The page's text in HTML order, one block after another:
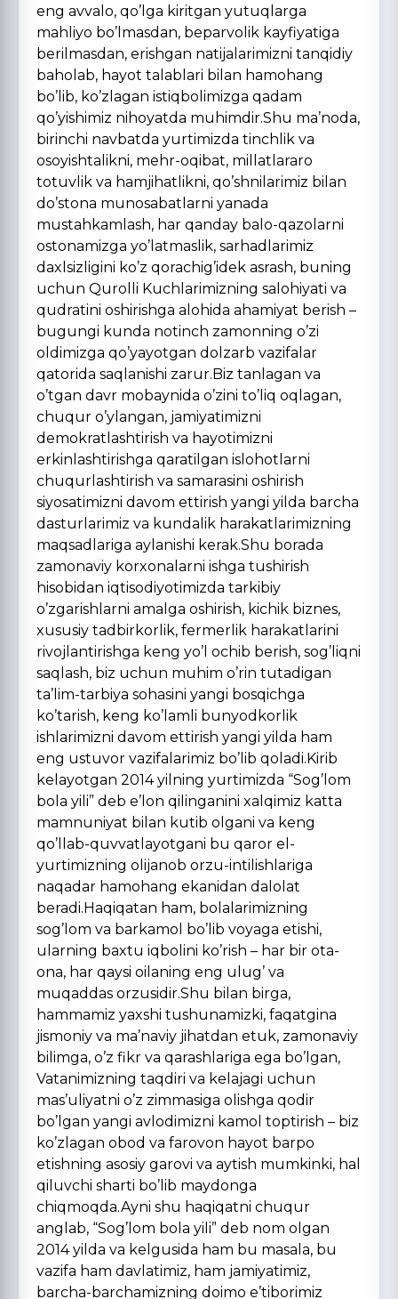
eng avvalo, qo’lga kiritgan yutuqlarga
mahliyo bo’lmasdan, beparvolik kayfiyatiga
berilmasdan, erishgan natijalarimizni tanqidiy
baholab, hayot talablari bilan hamohang
bo’lib, ko’zlagan istiqbolimizga qadam
qo’yishimiz nihoyatda muhimdir.Shu ma’noda,
birinchi navbatda yurtimizda tinchlik va
osoyishtalikni, mehr-oqibat, millatlararo
totuvlik va hamjihatlikni, qo’shnilarimiz bilan
do’stona munosabatlarni yanada
mustahkamlash, har qanday balo-qazolarni
ostonamizga yo’latmaslik, sarhadlarimiz
daxlsizligini ko’z qorachig’idek asrash, buning
uchun Qurolli Kuchlarimizning salohiyati va
qudratini oshirishga alohida ahamiyat berish –
bugungi kunda notinch zamonning o’zi
oldimizga qo’yayotgan dolzarb vazifalar
qatorida saqlanishi zarur.Biz tanlagan va
o’tgan davr mobaynida o’zini to’liq oqlagan,
chuqur o’ylangan, jamiyatimizni
demokratlashtirish va hayotimizni
erkinlashtirishga qaratilgan islohotlarni
chuqurlashtirish va samarasini oshirish
siyosatimizni davom ettirish yangi yilda barcha
dasturlarimiz va kundalik harakatlarimizning
maqsadlariga aylanishi kerak.Shu borada
zamonaviy korxonalarni ishga tushirish
hisobidan iqtisodiyotimizda tarkibiy
o’zgarishlarni amalga oshirish, kichik biznes,
xususiy tadbirkorlik, fermerlik harakatlarini
rivojlantirishga keng yo’l ochib berish, sog’liqni
saqlash, biz uchun muhim o’rin tutadigan
ta’lim-tarbiya sohasini yangi bosqichga
ko’tarish, keng ko’lamli bunyodkorlik
ishlarimizni davom ettirish yangi yilda ham
eng ustuvor vazifalarimiz bo’lib qoladi.Kirib
kelayotgan 2014 yilning yurtimizda “Sog’lom
bola yili” deb e’lon qilinganini xalqimiz katta
mamnuniyat bilan kutib olgani va keng
qo’llab-quvvatlayotgani bu qaror el-
yurtimizning olijanob orzu-intilishlariga
naqadar hamohang ekanidan dalolat
beradi.Haqiqatan ham, bolalarimizning
sog’lom va barkamol bo’lib voyaga etishi,
ularning baxtu iqbolini ko’rish – har bir ota-
ona, har qaysi oilaning eng ulug’ va
muqaddas orzusidir.Shu bilan birga,
hammamiz yaxshi tushunamizki, faqatgina
jismoniy va ma’naviy jihatdan etuk, zamonaviy
bilimga, o’z fikr va qarashlariga ega bo’lgan,
Vatanimizning taqdiri va kelajagi uchun
mas’uliyatni o’z zimmasiga olishga qodir
bo’lgan yangi avlodimizni kamol toptirish – biz
ko’zlagan obod va farovon hayot barpo
etishning asosiy garovi va aytish mumkinki, hal
qiluvchi sharti bo’lib maydonga
chiqmoqda.Ayni shu haqiqatni chuqur
anglab, “Sog’lom bola yili” deb nom olgan
2014 yilda va kelgusida ham bu masala, bu
vazifa ham davlatimiz, ham jamiyatimiz,
barcha-barchamizning doimo e’tiborimiz